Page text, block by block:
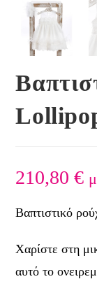
210,80€
Βαπτιστικό
Χαρίστε στη
αυτό το